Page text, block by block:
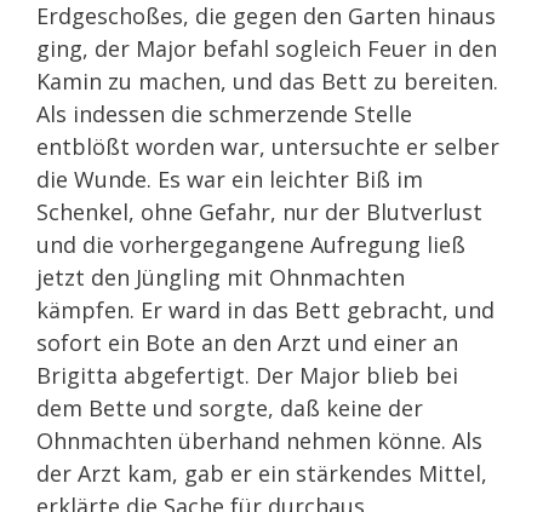
Erdgeschoßes, die gegen den Garten hinaus
ging, der Major befahl sogleich Feuer in den
Kamin zu machen, und das Bett zu bereiten.
Als indessen die schmerzende Stelle
entblößt worden war, untersuchte er selber
die Wunde. Es war ein leichter Biß im
Schenkel, ohne Gefahr, nur der Blutverlust
und die vorhergegangene Aufregung ließ
jetzt den Jüngling mit Ohnmachten
kämpfen. Er ward in das Bett gebracht, und
sofort ein Bote an den Arzt und einer an
Brigitta abgefertigt. Der Major blieb bei
dem Bette und sorgte, daß keine der
Ohnmachten überhand nehmen könne. Als
der Arzt kam, gab er ein stärkendes Mittel,